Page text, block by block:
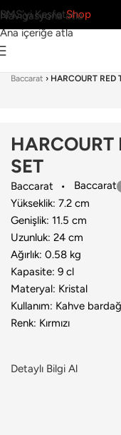
Navigasyona atla
Ana içeriğe atla
BMS’yi KeşfetShop
Baccarat › HARCOURT RED
HARCOURT
SET
Baccarat Baccarat
Yükseklik: 7.2 cm
Genişlik: 11.5 cm
Uzunluk: 24 cm
Ağırlık: 0.58 kg
Kapasite: 9 cl
Materyal: Kristal
Kullanım: Kahve
Renk: Kırmızı
Detaylı Bilgi Al